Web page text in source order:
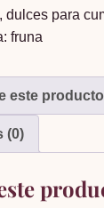
,dulces para
fruna
este producto
(0)